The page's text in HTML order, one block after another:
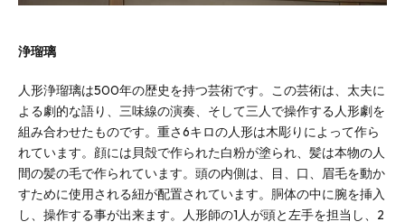
浄瑠璃
人形浄瑠璃は500年の歴史を持つ芸術です。この芸術は、太夫に
よる劇的な語り、三味線の演奏、そして三人で操作する人形劇を
組み合わせたものです。重さ6キロの人形は木彫りによって作ら
れています。顔には貝殻で作られた白粉が塗られ、髪は本物の人
間の髪の毛で作られています。頭の内側は、目、口、眉毛を動か
すために使用される紐が配置されています。胴体の中に腕を挿入
し、操作する事が出来ます。人形師の1人が頭と左手を担当し、2